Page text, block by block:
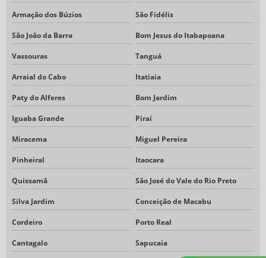
Armação dos Búzios São Fidélis
São João da Barra Bom Jesus do Itabapoana
Vassouras Tanguá
Arraial do Cabo Itatiaia
Paty do Alferes Bom Jardim
Iguaba Grande Piraí
Miracema Miguel Pereira
Pinheiral Itaocara
Quissamã São José do Vale do Rio Preto
Silva Jardim Conceição de Macabu
Cordeiro Porto Real
Cantagalo Sapucaia